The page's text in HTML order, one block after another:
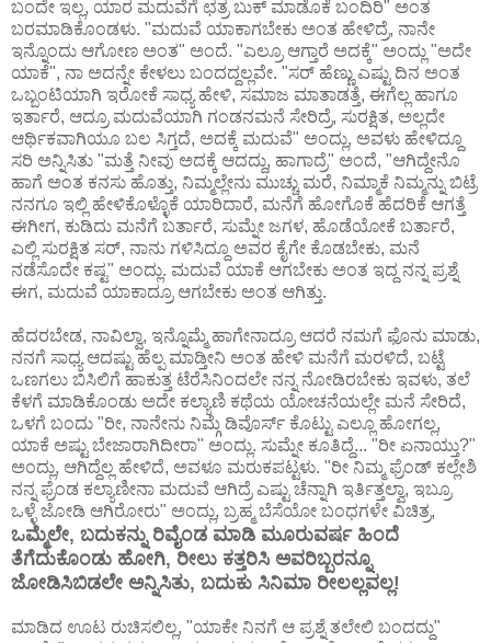
ಬಂದೇ ಇಲ್ಲ, ಯಾರ ಮದುವೆಗೆ ಛತ್ರ ಬುಕ್ ಮಾಡೊಕೆ ಬಂದಿರಿ" ಅಂತ
ಬರಮಾಡಿಕೊಂಡಳು. "ಮದುವೆ ಯಾಕಾಗಬೇಕು ಅಂತ ಹೇಳಿದ್ರೆ, ನಾನೇ
ಇನ್ನೊಂದು ಆಗೋಣ ಅಂತ" ಅಂದೆ. "ಎಲ್ರೂ ಆಗ್ತಾರೆ ಅದಕ್ಕೆ" ಅಂದ್ಲು "ಅದೇ
ಯಾಕೆ", ನಾ ಅದನ್ನೇ ಕೇಳಲು ಬಂದದ್ದಲ್ಲವೇ. "ಸರ್ ಹೆಣ್ಣು ಎಷ್ಟು ದಿನ ಅಂತ
ಒಬ್ಬಂಟಿಯಾಗಿ ಇರೋಕೆ ಸಾಧ್ಯ ಹೇಳಿ, ಸಮಾಜ ಮಾತಾಡತ್ತೆ, ಈಗೆಲ್ಲ ಹಾಗೂ
ಇರ್ತಾರೆ, ಆದ್ರೂ ಮದುವೆಯಾಗಿ ಗಂಡನಮನೆ ಸೇರಿದ್ರೆ, ಸುರಕ್ಷಿತ, ಅಲ್ಲದೇ
ಆರ್ಥಿಕವಾಗಿಯೂ ಬಲ ಸಿಗ್ತದೆ, ಅದಕ್ಕೆ ಮದುವೆ" ಅಂದ್ಲು, ಅವಳು ಹೇಳಿದ್ದೂ
ಸರಿ ಅನ್ನಿಸಿತು "ಮತ್ತೆ ನೀವು ಅದಕ್ಕೆ ಆದದ್ದು, ಹಾಗಾದ್ರೆ" ಅಂದೆ, "ಆಗಿದ್ದೇನೊ
ಹಾಗೆ ಅಂತ ಕನಸು ಹೊತ್ತು, ನಿಮ್ಮಲ್ಲೇನು ಮುಚ್ಚು ಮರೆ, ನಿಮ್ಮಾಕೆ ನಿಮ್ಮನ್ನು ಬಿಟ್ರೆ
ನನಗೂ ಇಲ್ಲಿ ಹೇಳಿಕೊಳ್ಳೊಕೆ ಯಾರಿದಾರೆ, ಮನೆಗೆ ಹೋಗೊಕೆ ಹೆದರಿಕೆ ಆಗತ್ತೆ
ಈಗೀಗ, ಕುಡಿದು ಮನೆಗೆ ಬರ್ತಾರೆ, ಸುಮ್ನೇ ಜಗಳ, ಹೊಡೆಯೋಕೆ ಬರ್ತಾರೆ,
ಎಲ್ಲಿ ಸುರಕ್ಷಿತ ಸರ್, ನಾನು ಗಳಿಸಿದ್ದೂ ಅವರ ಕೈಗೇ ಕೊಡಬೇಕು, ಮನೆ
ನಡೆಸೊದೇ ಕಷ್ಟ" ಅಂದ್ಲು. ಮದುವೆ ಯಾಕೆ ಆಗಬೇಕು ಅಂತ ಇದ್ದ ನನ್ನ ಪ್ರಶ್ನೆ
ಈಗ, ಮದುವೆ ಯಾಕಾದ್ರೂ ಆಗಬೇಕು ಅಂತ ಆಗಿತ್ತು.
ಹೆದರಬೇಡ, ನಾವಿಲ್ವಾ, ಇನ್ನೊಮ್ಮೆ ಹಾಗೇನಾದ್ರೂ ಆದರೆ ನಮಗೆ ಫೊನು ಮಾಡು,
ನನಗೆ ಸಾಧ್ಯ ಆದಷ್ಟು ಹೆಲ್ಪ ಮಾಡ್ತೀನಿ ಅಂತ ಹೇಳಿ ಮನೆಗೆ ಮರಳಿದೆ, ಬಟ್ಟೆ
ಒಣಗಲು ಬಿಸಿಲಿಗೆ ಹಾಕುತ್ತ ಟೆರೆಸಿನಿಂದಲೇ ನನ್ನ ನೋಡಿರಬೇಕು ಇವಳು, ತಲೆ
ಕೆಳಗೆ ಮಾಡಿಕೊಂಡು ಅದೇ ಕಲ್ಯಾಣಿ ಕಥೆಯ ಯೋಚನೆಯಲ್ಲೇ ಮನೆ ಸೇರಿದೆ,
ಒಳಗೆ ಬಂದು "ರೀ, ನಾನೇನು ನಿಮ್ಗೆ ಡಿವೊರ್ಸ್ ಕೊಟ್ಟು ಎಲ್ಲೂ ಹೋಗಲ್ಲ,
ಯಾಕೆ ಅಷ್ಟು ಬೇಜಾರಾಗಿದೀರಾ" ಅಂದ್ಲು. ಸುಮ್ನೇ ಕೂತಿದ್ದೆ... "ರೀ ಏನಾಯ್ತು?"
ಅಂದ್ಲು, ಆಗಿದ್ದೆಲ್ಲ ಹೇಳಿದೆ, ಅವಳೂ ಮರುಕಪಟ್ಟಳು. "ರೀ ನಿಮ್ಮ ಫ್ರೆಂಡ್ ಕಲ್ಲೇಶಿ
ನನ್ನ ಫ್ರೆಂಡ ಕಲ್ಯಾಣೀನಾ ಮದುವೆ ಆಗಿದ್ರೆ ಎಷ್ಟು ಚೆನ್ನಾಗಿ ಇರ್ತಿತ್ತಲ್ವಾ, ಇಬ್ರೂ
ಒಳ್ಳೆ ಜೋಡಿ ಆಗಿರೋರು" ಅಂದ್ಲು, ಬ್ರಹ್ಮ ಬೆಸೆಯೋ ಬಂಧಗಳೇ ವಿಚಿತ್ರ,
ಒಮ್ಮೆಲೇ, ಬದುಕನ್ನು ರಿವೈಂಡ ಮಾಡಿ ಮೂರುವರ್ಷ ಹಿಂದೆ
ತೆಗೆದುಕೊಂಡು ಹೋಗಿ, ರೀಲು ಕತ್ತರಿಸಿ ಅವರಿಬ್ಬರನ್ನೂ
ಜೋಡಿಸಿಬಿಡಲೇ ಅನ್ನಿಸಿತು, ಬದುಕು ಸಿನಿಮಾ ರೀಲಲ್ಲವಲ್ಲ!
ಮಾಡಿದ ಊಟ ರುಚಿಸಲಿಲ್ಲ, "ಯಾಕೇ ನಿನಗೆ ಆ ಪ್ರಶ್ನೆ ತಲೇಲಿ ಬಂದದ್ದು"